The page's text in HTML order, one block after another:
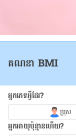
គណនា BMI
អ្នកភេទអ្វីដែរ?
ប្រុស
អ្នកអាយុប៉ុន្មានហើយ?